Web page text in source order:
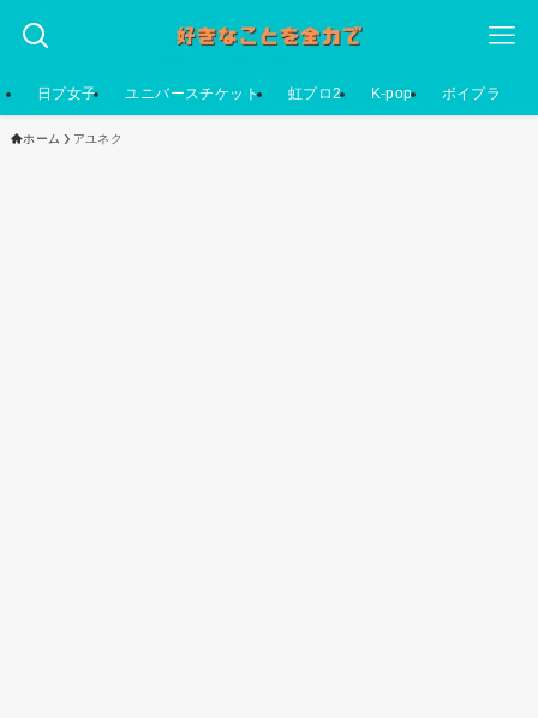
日プ女子 ユニバースチケット 虹プロ2 K-pop ボイプラ
ホーム アユネク